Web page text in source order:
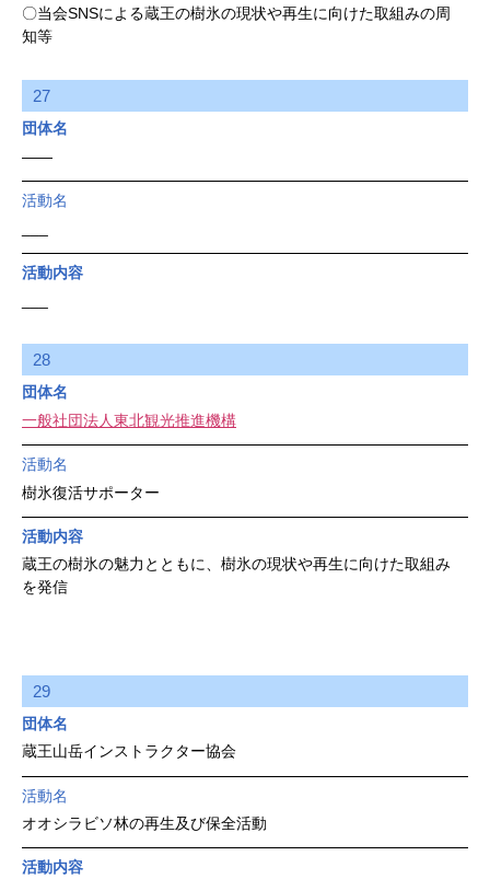
〇当会SNSによる蔵王の樹氷の現状や再生に向けた取組みの周
知等
27
団体名
——
活動名
活動内容
28
団体名
一般社団法人東北観光推進機構
活動名
樹氷復活サポーター
活動内容
蔵王の樹氷の魅力とともに、樹氷の現状や再生に向けた取組み
を発信
29
団体名
蔵王山岳インストラクター協会
活動名
オオシラビソ林の再生及び保全活動
活動内容